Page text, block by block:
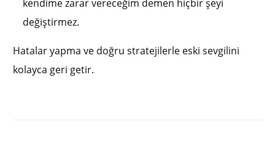
kendime zarar vereceğim demen hiçbir şeyi
değiştirmez.
Hatalar yapma ve doğru stratejilerle eski sevgilini
kolayca geri getir.